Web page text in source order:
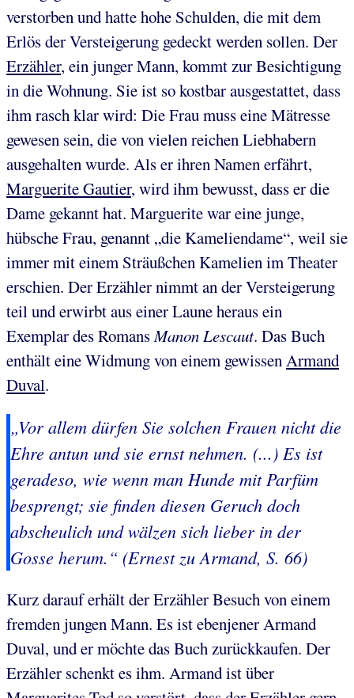
verstorben und hatte hohe Schulden, die mit dem
Erlös der Versteigerung gedeckt werden sollen. Der
Erzähler, ein junger Mann, kommt zur Besichtigung
in die Wohnung. Sie ist so kostbar ausgestattet, dass
ihm rasch klar wird: Die Frau muss eine Mätresse
gewesen sein, die von vielen reichen Liebhabern
ausgehalten wurde. Als er ihren Namen erfährt,
Marguerite Gautier, wird ihm bewusst, dass er die
Dame gekannt hat. Marguerite war eine junge,
hübsche Frau, genannt „die Kameliendame“, weil sie
immer mit einem Sträußchen Kamelien im Theater
erschien. Der Erzähler nimmt an der Versteigerung
teil und erwirbt aus einer Laune heraus ein
Exemplar des RomansManon Lescaut. Das Buch
enthält eine Widmung von einem gewissenArmand
Duval.
„Vor allem dürfen Sie solchen Frauen nicht die
Ehre antun und sie ernst nehmen. (...) Es ist
geradeso, wie wenn man Hunde mit Parfüm
besprengt; sie finden diesen Geruch doch
abscheulich und wälzen sich lieber in der
Gosse herum.“ (Ernest zu Armand, S. 66)
Kurz darauf erhält der Erzähler Besuch von einem
fremden jungen Mann. Es ist ebenjener Armand
Duval, und er möchte das Buch zurückkaufen. Der
Erzähler schenkt es ihm. Armand ist über